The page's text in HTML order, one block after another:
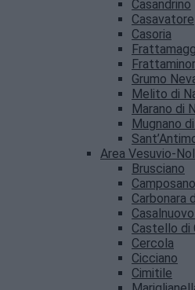
Casandrino
Casavatore
Casoria
Grumo
Melito di
Marano di
Mugnano
Area Vesuvio-
Brusciano
Camposano
Carbonara
Castello di
Cercola
Cicciano
Cimitile